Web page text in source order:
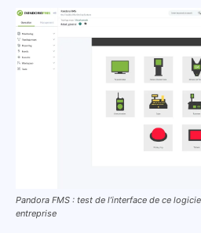
Pandora FMS : test de l’interface de ce
entreprise